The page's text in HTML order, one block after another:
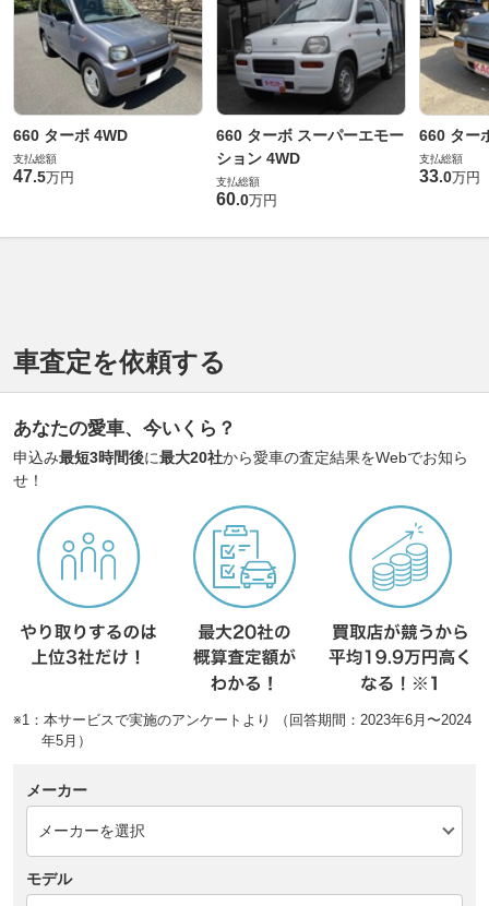
660 ターボ 4WD
支払総額
47.5万円
660 ターボ スーパーエモー
ション 4WD
支払総額
60.0万円
660 ター
支払総額
33.0万円
車査定を依頼する
あなたの愛車、今いくら？
申込み最短3時間後に最大20社から愛車の査定結果をWebでお知ら
せ！
※1：本サービスで実施のアンケートより （回答期間：2023年6月〜2024
年5月）
メーカー
モデル